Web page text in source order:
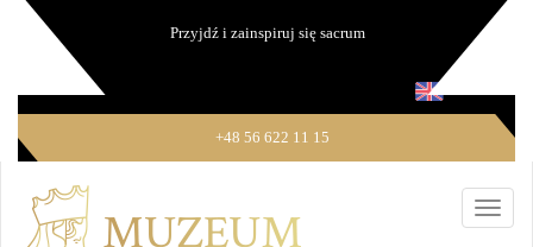
Przyjdź i zainspiruj się sacrum
+48 56 622 11 15